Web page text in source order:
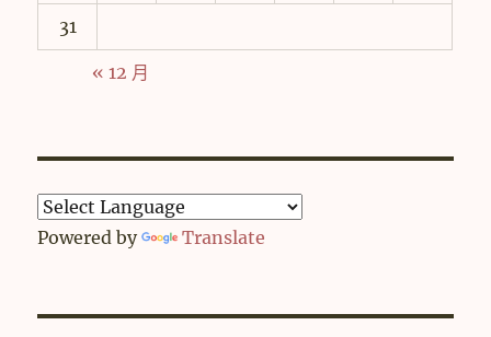
31
« 12 月
Powered by Translate